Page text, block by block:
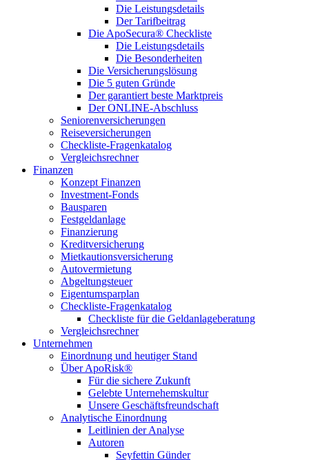
Die Leistungsdetails
Der Tarifbeitrag
Die ApoSecura® Checkliste
Die Leistungsdetails
Die Besonderheiten
Die Versicherungslösung
Die 5 guten Gründe
Der garantiert beste Marktpreis
Der ONLINE-Abschluss
Seniorenversicherungen
Reiseversicherungen
Checkliste-Fragenkatalog
Vergleichsrechner
Finanzen
Konzept Finanzen
Investment-Fonds
Bausparen
Festgeldanlage
Finanzierung
Kreditversicherung
Mietkautionsversicherung
Autovermietung
Abgeltungsteuer
Eigentumsparplan
Checkliste-Fragenkatalog
Checkliste für die Geldanlageberatung
Vergleichsrechner
Unternehmen
Einordnung und heutiger Stand
Über ApoRisk®
Für die sichere Zukunft
Gelebte Unternehemskultur
Unsere Geschäftsfreundschaft
Analytische Einordnung
Leitlinien der Analyse
Autoren
Seyfettin Günder